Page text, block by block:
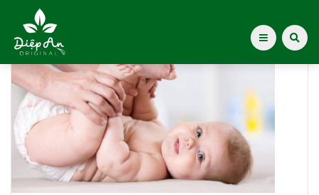
Giới thiệu Dược Khoa
Giới thiệu
Kiến thức cho mẹ
Home»